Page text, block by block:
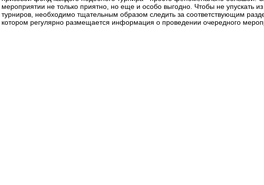
мероприятии не только приятно, но еще и особо выгодно. Чтобы не упускать
турниров, необходимо тщательным образом следить за соответствующим
котором регулярно размещается информация о проведении очередного